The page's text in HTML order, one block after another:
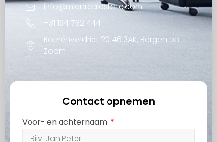
info@mionrealestate.com
+31 164 782 444
Boerenverdriet 20 4613AK, Bergen op
Zoom
Contact opnemen
Voor- en achternaam